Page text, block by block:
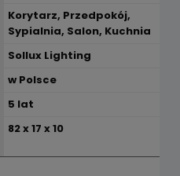
Korytarz, Przedpokój,
Sypialnia, Salon, Kuchnia
Sollux Lighting
w Polsce
5 lat
82 x 17 x 10